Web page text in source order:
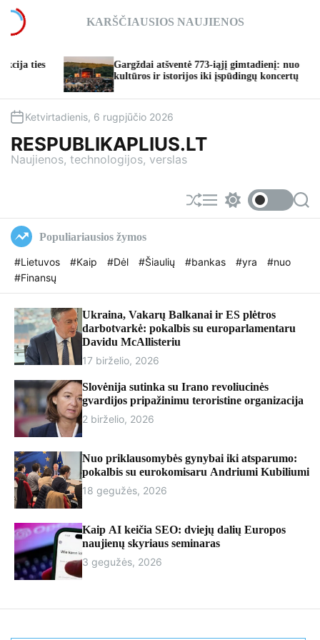
c
KARŠČIAUSIOS NAUJIENOS
Gargždai atšventė 773-iąjį gimtadienį: nuo
kultūros ir istorijos iki įspūdingų koncertų
Ketvirtadienis, 6 rugpjūčio 2026
RESPUBLIKAPLIUS.LT
Naujienos, technologijos, verslas
S
h
l
M
e w
h
o
o
r
S
e
Populiariausios žymos
#Lietuvos #Kaip #Dėl #Šiaulių #bankas #yra
#nuo
#Finansų
Ukraina, Vakarų Balkanai ir ES plėtros
darbotvarkė: pokalbis su europarlamentaru
Davidu McAllisteriu
17 birželio, 2026
Slovėnija sutinka su Irano revoliucinės
gvardijos pripažinimu teroristine organizacija
2 birželio, 2026
Nuo priklausomybės gynybai iki atsparumo:
pokalbis su eurokomisaru Andriumi Kubiliumi
18 gegužės, 2026
Kaip AI keičia SEO: dviejų dalių Europos
naujienų skyriaus seminaras
3 gegužės, 2026